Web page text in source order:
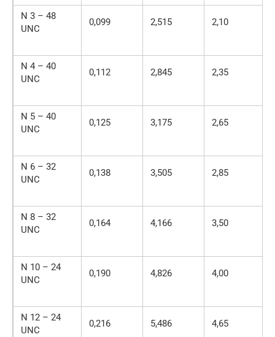
N 3 – 48
UNC
0,099 2,515 2,10
N 4 – 40
UNC
0,112 2,845 2,35
N 5 – 40
UNC
0,125 3,175 2,65
N 6 – 32
UNC
0,138 3,505 2,85
N 8 – 32
UNC
0,164 4,166 3,50
N 10 – 24
UNC
0,190 4,826 4,00
N 12 – 24
UNC
0,216 5,486 4,65